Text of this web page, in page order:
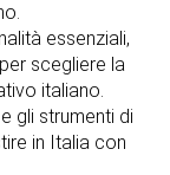
essenziali,
scegliere la
italiano.
gli strumenti di
in Italia con